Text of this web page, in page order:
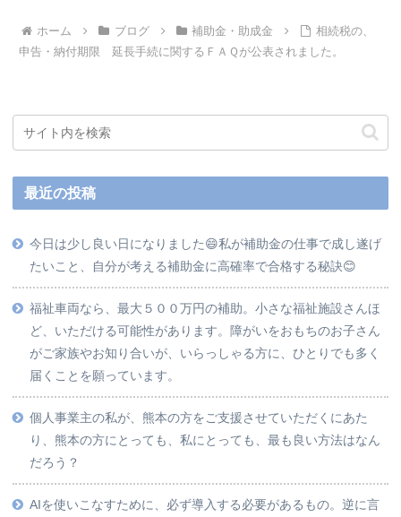
ホーム ブログ 補助金・助成金
相続税の、
申告・納付期限 延長手続に関するＦＡＱが公表されました。
最近の投稿
今日は少し良い日になりました😄私が補助金の仕事で成し遂げ
たいこと、自分が考える補助金に高確率で合格する秘訣😊
福祉車両なら、最大５００万円の補助。小さな福祉施設さんほ
ど、いただける可能性があります。障がいをおもちのお子さん
がご家族やお知り合いが、いらっしゃる方に、ひとりでも多く
届くことを願っています。
個人事業主の私が、熊本の方をご支援させていただくにあた
り、熊本の方にとっても、私にとっても、最も良い方法はなん
だろう？
AIを使いこなすために、必ず導入する必要があるもの。逆に言